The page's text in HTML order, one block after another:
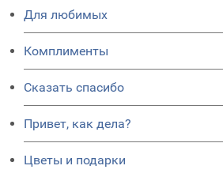
Для любимых
Комплименты
Сказать спасибо
Привет, как дела?
Цветы и подарки